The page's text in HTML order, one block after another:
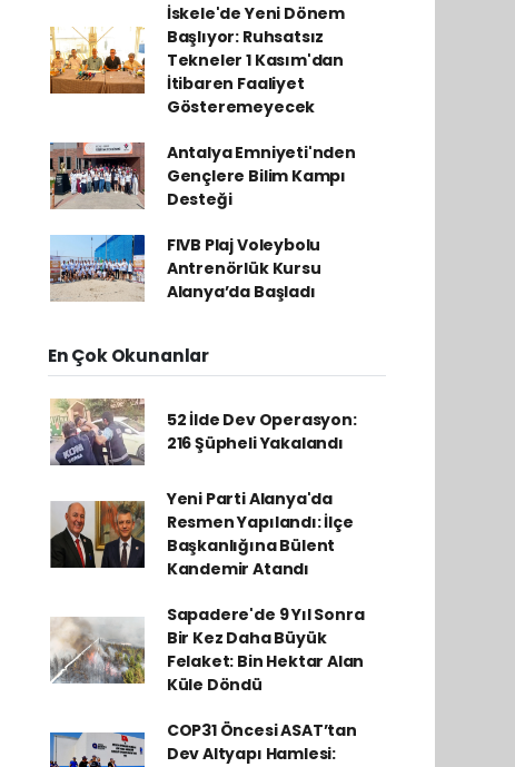
İskele'de Yeni Dönem
Başlıyor: Ruhsatsız
Tekneler 1 Kasım'dan
İtibaren Faaliyet
Gösteremeyecek
Antalya Emniyeti'nden
Gençlere Bilim Kampı
Desteği
FIVB Plaj Voleybolu
Antrenörlük Kursu
Alanya’da Başladı
En Çok Okunanlar
52 İlde Dev Operasyon:
216 Şüpheli Yakalandı
Yeni Parti Alanya'da
Resmen Yapılandı: İlçe
Başkanlığına Bülent
Kandemir Atandı
Sapadere'de 9 Yıl Sonra
Bir Kez Daha Büyük
Felaket: Bin Hektar Alan
Küle Döndü
COP31 Öncesi ASAT’tan
Dev Altyapı Hamlesi: